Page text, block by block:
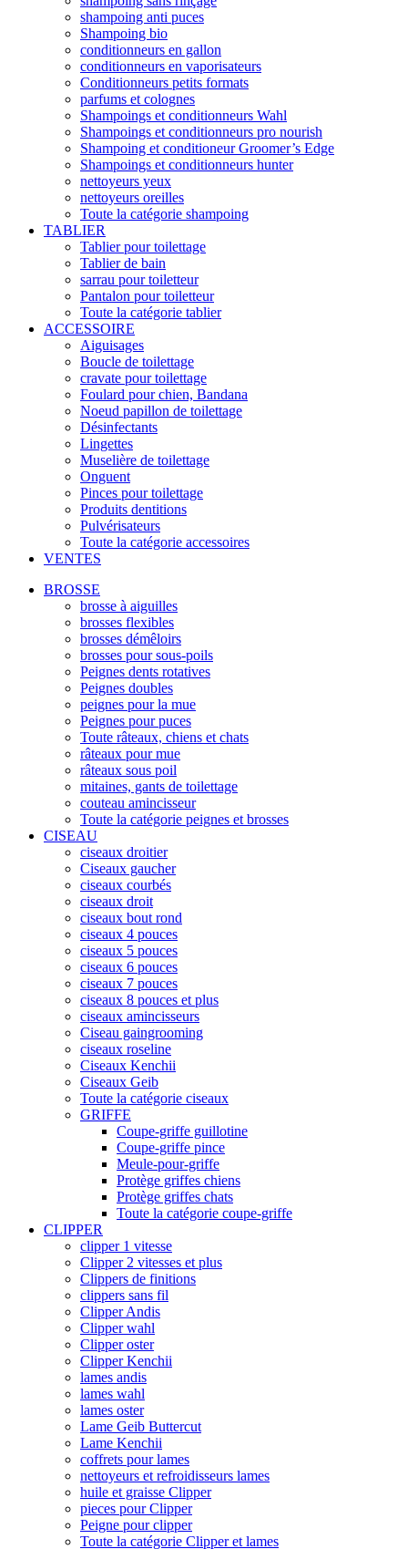
shampoing anti puces
Shampoing bio
conditionneurs en gallon
conditionneurs en vaporisateurs
Conditionneurs petits formats
parfums et colognes
Shampoings et conditionneurs Wahl
Shampoings et conditionneurs pro nourish
Shampoing et conditioneur Groomer’s Edge
Shampoings et conditionneurs hunter
nettoyeurs yeux
nettoyeurs oreilles
Toute la catégorie shampoing
TABLIER
Tablier pour toilettage
Tablier de bain
sarrau pour toiletteur
Pantalon pour toiletteur
Toute la catégorie tablier
ACCESSOIRE
Aiguisages
Boucle de toilettage
cravate pour toilettage
Foulard pour chien, Bandana
Noeud papillon de toilettage
Désinfectants
Lingettes
Muselière de toilettage
Onguent
Pinces pour toilettage
Produits dentitions
Pulvérisateurs
Toute la catégorie accessoires
VENTES
BROSSE
brosse à aiguilles
brosses flexibles
brosses démêloirs
brosses pour sous-poils
Peignes dents rotatives
Peignes doubles
peignes pour la mue
Peignes pour puces
Toute râteaux, chiens et chats
râteaux pour mue
râteaux sous poil
mitaines, gants de toilettage
couteau amincisseur
Toute la catégorie peignes et brosses
CISEAU
ciseaux droitier
Ciseaux gaucher
ciseaux courbés
ciseaux droit
ciseaux bout rond
ciseaux 4 pouces
ciseaux 5 pouces
ciseaux 6 pouces
ciseaux 7 pouces
ciseaux 8 pouces et plus
ciseaux amincisseurs
Ciseau gaingrooming
ciseaux roseline
Ciseaux Kenchii
Ciseaux Geib
Toute la catégorie ciseaux
GRIFFE
Coupe-griffe guillotine
Coupe-griffe pince
Meule-pour-griffe
Protège griffes chiens
Protège griffes chats
Toute la catégorie coupe-griffe
CLIPPER
clipper 1 vitesse
Clipper 2 vitesses et plus
Clippers de finitions
clippers sans fil
Clipper Andis
Clipper wahl
Clipper oster
Clipper Kenchii
lames andis
lames wahl
lames oster
Lame Geib Buttercut
Lame Kenchii
coffrets pour lames
nettoyeurs et refroidisseurs lames
huile et graisse Clipper
pieces pour Clipper
Peigne pour clipper
Toute la catégorie Clipper et lames